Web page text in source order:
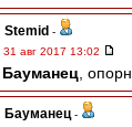
Stemid -
31 авг 2017 13:02
Бауманец ,
Бауманец -